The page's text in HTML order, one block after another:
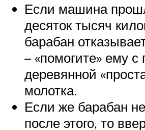
Если машина
десяток тысяч
барабан
– «помогите» ему
деревянной
молотка.
Если же барабан
после этого, то